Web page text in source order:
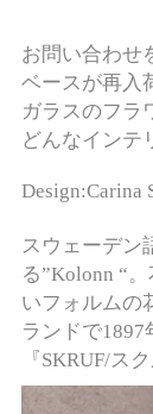
お問い合わせ
ベースが再入
ガラスのフラ
どんなインテ
Design:Carina
スウェーデン
る”Kolonn “
いフォルムの
ランドで
『SKRUF/ス